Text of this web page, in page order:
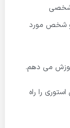
شخصی
و شخص مورد
می دهم.
بخش استوری را راه